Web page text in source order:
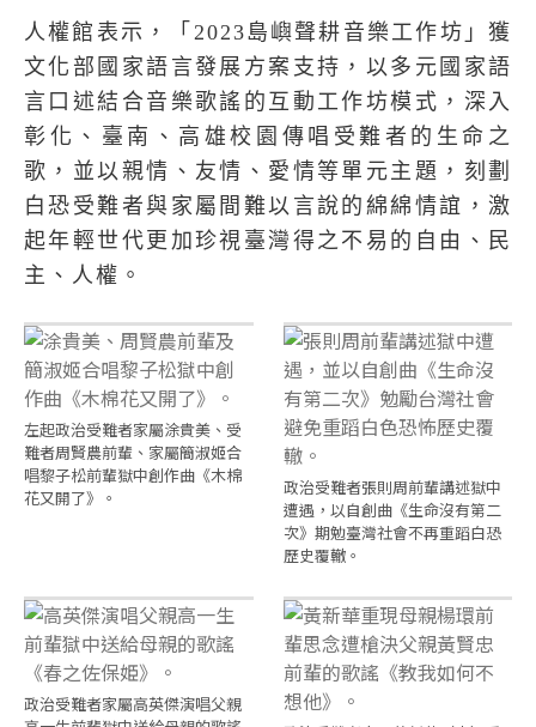
人權館表示，「 2023島嶼聲耕音樂工作坊」獲
文化部國家語言發展方案支持，以多元國家語
言口述結合音樂歌謠的互動工作坊模式，深入
彰化、臺南、高雄校園傳唱受難者的生命之
歌，並以親情、友情、愛情等單元主題，刻劃
白恐受難者與家屬間難以言說的綿綿情誼，激
起年輕世代更加珍視臺灣得之不易的自由、民
主、人權。
左起政治受難者家屬涂貴美、受
難者周賢農前輩、家屬簡淑姬合
唱黎子松前輩獄中創作曲《木棉
花又開了》。
政治受難者張則周前輩講述獄中
遭遇，以自創曲《生命沒有第二
次》期勉臺灣社會不再重蹈白恐
歷史覆轍。
政治受難者家屬高英傑演唱父親